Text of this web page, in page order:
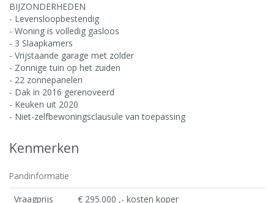
BIJZONDERHEDEN
- Levensloopbestendig
- Woning is volledig gasloos
- 3 Slaapkamers
- Vrijstaande garage met zolder
- Zonnige tuin op het zuiden
- 22 zonnepanelen
- Dak in 2016 gerenoveerd
- Keuken uit 2020
- Niet-zelfbewoningsclausule van toepassing
Kenmerken
Pandinformatie
Vraagprijs
€ 295.000 ,- kosten koper